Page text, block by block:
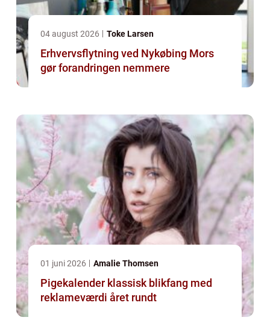
04 august 2026 Toke Larsen
Erhvervsflytning ved Nykøbing Mors
gør forandringen nemmere
01 juni 2026 Amalie Thomsen
Pigekalender klassisk blikfang med
reklameværdi året rundt